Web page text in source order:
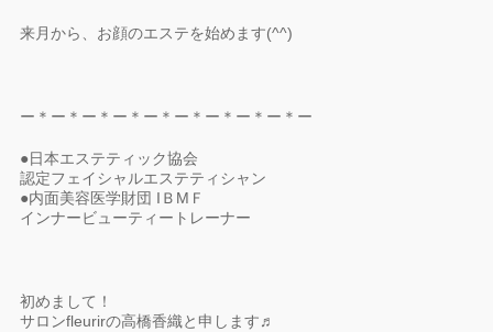
来月から、お顔のエステを始めます(^^)
ー＊ー＊ー＊ー＊ー＊ー＊ー＊ー＊ー＊ー
●日本エステティック協会
認定フェイシャルエステティシャン
●内面美容医学財団 IＢMＦ
インナービューティートレーナー
初めまして！
サロンfleurirの高橋香織と申します♬